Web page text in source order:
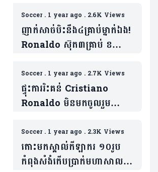
Soccer. 1 year ago . 2.6K Views
ញាក់សាច់បិះនឹង៤គ្រាប់ម្នាក់ឯង!
Ronaldo ស៊ុត៣គ្រាប់ ខណៈ
Soccer. 1 year ago . 2.7K Views
ផ្ទុះការរិះគន់ Cristiano
Ronaldo មិនមកចូលរួម
ក្រោមនេះជាមូលហេតុ ២ផ្សេងគ្នា
Soccer. 1 year ago . 2.3K Views
តោះមកស្គាល់កីឡាករ ១០រូប
កំពុងសំងំកើបប្រាក់មហាសាល